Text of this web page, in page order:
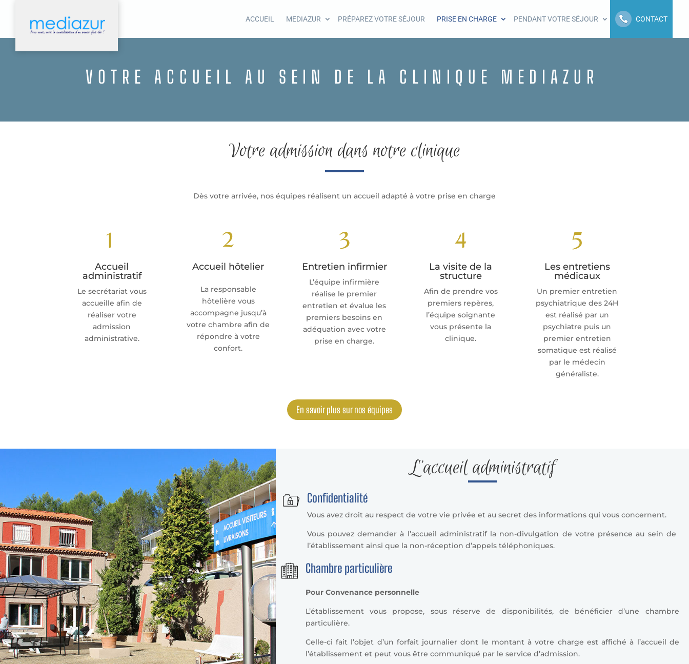
ACCUEIL MEDIAZUR PRÉPAREZ VOTRE SÉJOUR PRISE EN CHARGE PENDANT VOTRE SÉJOUR CONTACT
VOTRE ACCUEIL AU SEIN DE LA CLINIQUE MEDIAZUR
Votre admission dans notre clinique
Dès votre arrivée, nos équipes réalisent un accueil adapté à votre prise en charge
1
Accueil
administratif
Le secrétariat vous
accueille afin de
réaliser votre
admission
administrative.
2
Accueil hôtelier
La responsable
hôtelière vous
accompagne jusqu’à
votre chambre afin de
répondre à votre
confort.
3
Entretien infirmier
L’équipe infirmière
réalise le premier
entretien et évalue les
premiers besoins en
adéquation avec votre
prise en charge.
4
La visite de la
structure
Afin de prendre vos
premiers repères,
l’équipe soignante
vous présente la
clinique.
5
Les entretiens
médicaux
Un premier entretien
psychiatrique des 24H
est réalisé par un
psychiatre puis un
premier entretien
somatique est réalisé
par le médecin
généraliste.
En savoir plus sur nos équipes
L’accueil administratif
Confidentialité
Vous avez droit au respect de votre vie privée et au secret des informations qui vous concernent.
Vous pouvez demander à l’accueil administratif la non-divulgation de votre présence au sein de
l’établissement ainsi que la non-réception d’appels téléphoniques.
Chambre particulière
Pour Convenance personnelle
L’établissement vous propose, sous réserve de disponibilités, de bénéficier d’une chambre
particulière.
Celle-ci fait l’objet d’un forfait journalier dont le montant à votre charge est affiché à l’accueil de
l’établissement et peut vous être communiqué par le service d’admission.